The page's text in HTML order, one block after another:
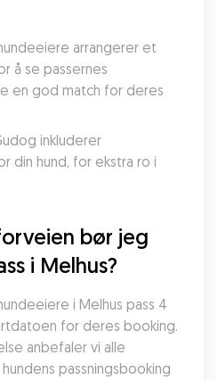
arrangerer et
å se passernes
en god match for deres
inkluderer
din hund, for ekstra ro i
bør jeg
i Melhus?
i Melhus pass 4
for deres booking.
anbefaler vi alle
passningsbooking